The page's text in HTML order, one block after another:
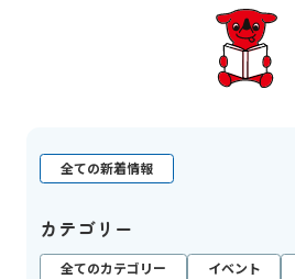
全ての新着情報
カテゴリー
全てのカテゴリー イベント